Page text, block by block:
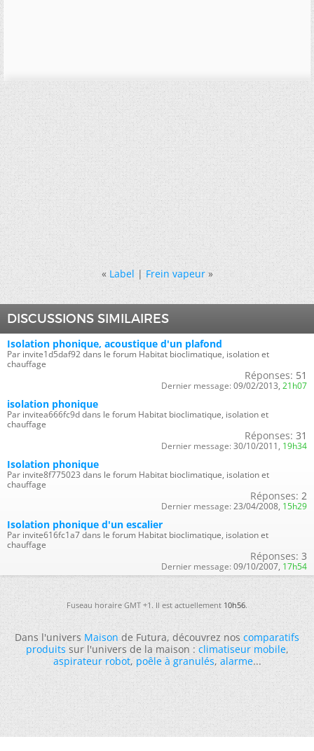
« Label|Frein vapeur »
DISCUSSIONS SIMILAIRES
Isolation phonique, acoustique d'un plafond
Par invite1d5daf92 dans le forum Habitat bioclimatique, isolation et
chauffage
Réponses: 51
Dernier message: 09/02/2013, 21h07
isolation phonique
Par invitea666fc9d dans le forum Habitat bioclimatique, isolation et
chauffage
Réponses: 31
Dernier message: 30/10/2011, 19h34
Isolation phonique
Par invite8f775023 dans le forum Habitat bioclimatique, isolation et
chauffage
Réponses: 2
Dernier message: 23/04/2008, 15h29
Isolation phonique d'un escalier
Par invite616fc1a7 dans le forum Habitat bioclimatique, isolation et
chauffage
Réponses: 3
Dernier message: 09/10/2007, 17h54
Fuseau horaire GMT +1. Il est actuellement10h56.
Dans l'universMaisonde Futura, découvrez noscomparatifs
produitssur l'univers de la maison :climatiseur mobile,
aspirateur robot,poêle à granulés,alarme...